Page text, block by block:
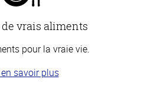
de vrais aliments
pour la vraie vie.
savoir plus